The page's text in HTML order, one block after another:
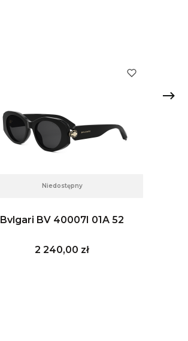
Niedostępny
Bvlgari BV 40007I 01A 52
Cena
2 240,00 zł